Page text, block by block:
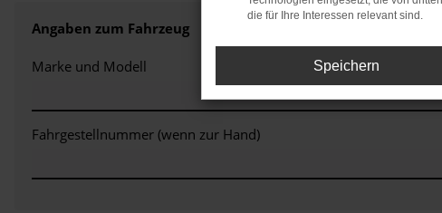
Angaben zum Fahrzeug
Marke und Modell
Fahrgestellnummer (wenn zur Hand)
die für Ihre Interessen relevant sind.
Speichern